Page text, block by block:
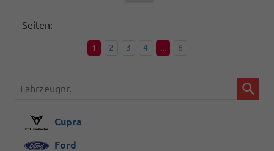
Seiten:
1 2 3 4 ... 6
Fahrzeugnr.
Cupra
Ford